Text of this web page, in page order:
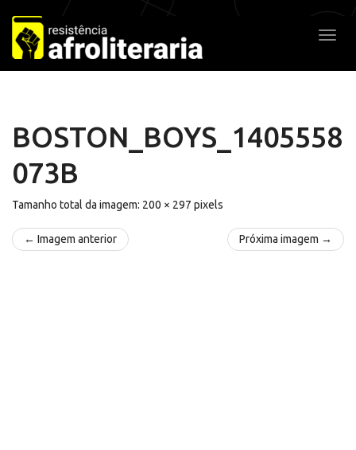
Pular
para
o
conteúdo
BOSTON_BOYS_1405558
073B
Tamanho total da imagem: 200 × 297 pixels
← Imagem anterior Próxima imagem →